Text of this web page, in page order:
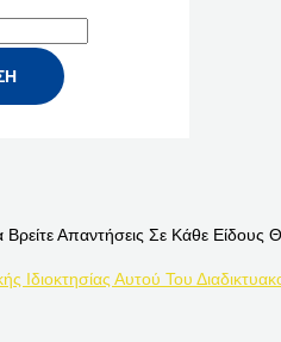
Απαντήσεις Σε Κάθε
Ιδιοκτησίας Αυτού Του